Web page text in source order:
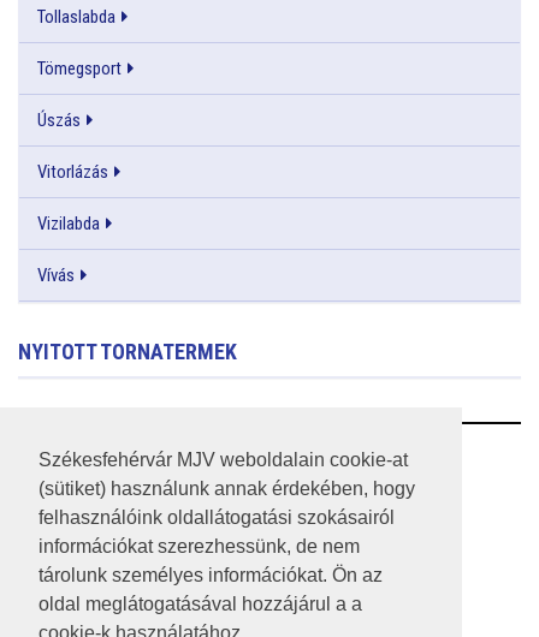
Székesfehérvár MJV weboldalain cookie-at
(sütiket) használunk annak érdekében, hogy
felhasználóink oldallátogatási szokásairól
információkat szerezhessünk, de nem
tárolunk személyes információkat. Ön az
oldal meglátogatásával hozzájárul a a
Tollaslabda
Tömegsport
Úszás
Vitorlázás
Vizilabda
Vívás
NYITOTT TORNATERMEK
RSS
A HONLAP 2017.03.31-I ÁLLAPOTA
JOGI NYILATKOZAT
IMPRESSZUM